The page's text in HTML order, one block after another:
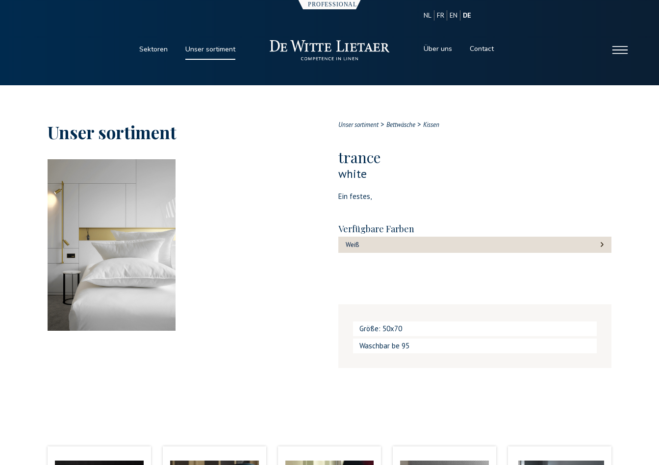
Sektoren Unser sortiment
NL FR EN DE
Über uns Contact
Unser sortiment Unser sortiment> Bettwäsche> Kissen
trance
white
Ein festes,
Verfügbare Farben
Weiß
Größe: 50x70
Waschbar be 95